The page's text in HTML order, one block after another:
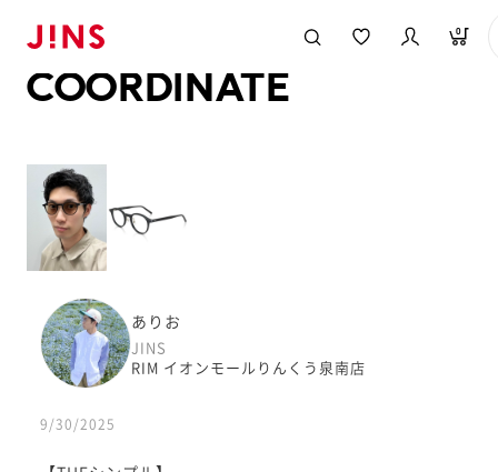
0
COORDINATE
ありお
JINS
RIM イオンモールりんくう泉南店
9/30/2025